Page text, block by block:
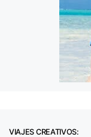
VIAJES CREATIVOS: